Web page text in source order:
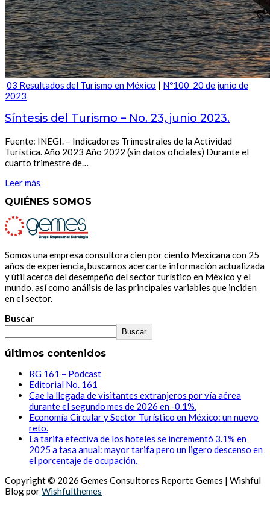
03 Resultados del Turismo en México | Nº100_20 de junio de
2023
Síntesis del Turismo – No. 23, junio 2023.
Fuente: INEGI. – Indicadores Trimestrales de la Actividad
Turística. Año 2023 Año 2022 (sin datos oficiales) Durante el
cuarto trimestre de…
Leer más
QUIÉNES SOMOS
Somos una empresa consultora cien por ciento Mexicana con 25
años de experiencia, buscamos acercarte información actualizada
y útil acerca del desempeño del sector turístico en México y el
mundo, así como análisis de las principales variables que inciden
en el sector.
Buscar
Buscar
últimos contenidos
RG 161 – Podcast
Editorial No. 161
Cae la llegada de visitantes extranjeros por vía aérea
durante el segundo mes de 2026 en -0.1%.
Economía Circular y Sector Turístico en México: un nuevo
reto.
La tarifa efectiva de los hoteles se incrementó 3.1% en
2025 a tasa anual: mayor tarifa pero un ligero descenso en
el porcentaje de ocupación.
Copyright © 2026 Gemes Consultores Reporte Gemes | Wishful
Blog porWishfulthemes